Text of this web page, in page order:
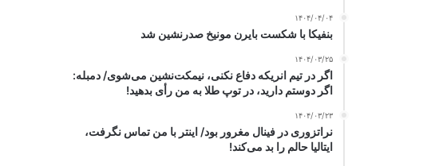
۱۴۰۴/۰۴/۰۴
بنفیکا با شکست بایرن مونیخ صدرنشین شد
۱۴۰۴/۰۳/۲۵
اگر در تیم انریکه دفاع نکنی، نیمکت‌نشین می‌شوی/ دمبله:
اگر دوستم دارید، در توپ طلا به من رأی بدهید!
۱۴۰۴/۰۳/۲۳
نراتزوری در فینال مغرور بود/ اینتر با من تماس نگرفت،
ایتالیا حالم را بد می‌کند!